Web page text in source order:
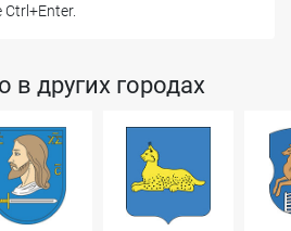
в других городах